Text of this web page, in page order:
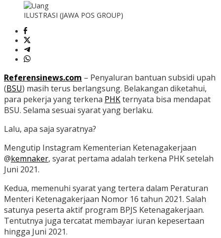
ILUSTRASI (JAWA POS GROUP)
Referensinews.com – Penyaluran bantuan subsidi upah
(BSU) masih terus berlangsung. Belakangan diketahui,
para pekerja yang terkena PHKternyata bisa mendapat
BSU. Selama sesuai syarat yang berlaku.
Lalu, apa saja syaratnya?
Mengutip Instagram Kementerian Ketenagakerjaan
@kemnaker, syarat pertama adalah terkena PHK setelah
Juni 2021.
Kedua, memenuhi syarat yang tertera dalam Peraturan
Menteri Ketenagakerjaan Nomor 16 tahun 2021. Salah
satunya peserta aktif program BPJS Ketenagakerjaan.
Tentutnya juga tercatat membayar iuran kepesertaan
hingga Juni 2021.